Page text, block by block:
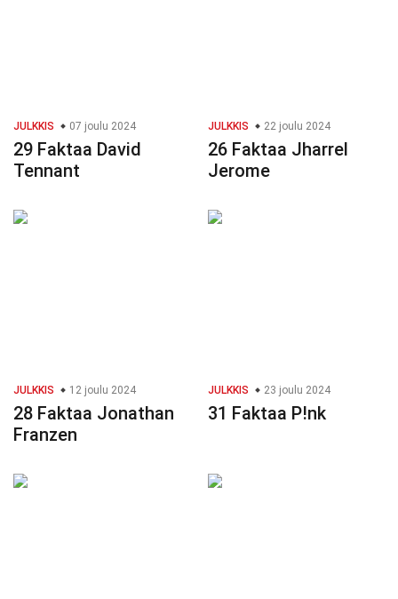
JULKKIS 07 joulu 2024
29 Faktaa David
Tennant
JULKKIS 22 joulu 2024
26 Faktaa Jharrel
Jerome
JULKKIS 12 joulu 2024
28 Faktaa Jonathan
Franzen
JULKKIS 23 joulu 2024
31 Faktaa P!nk